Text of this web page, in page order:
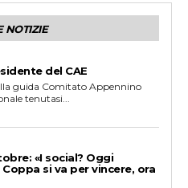
NOTIZIE
del CAE
guida Comitato Appennino
tenutasi...
«I social? Oggi
si va per vincere, ora